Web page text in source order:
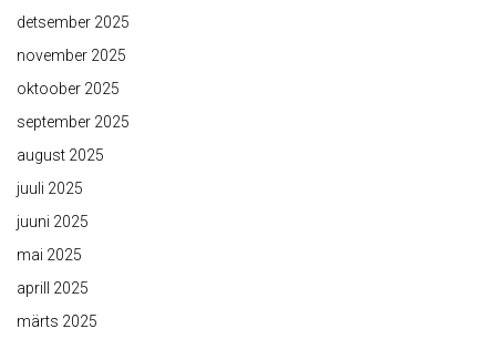
detsember 2025
november 2025
oktoober 2025
september 2025
august 2025
juuli 2025
juuni 2025
mai 2025
aprill 2025
märts 2025